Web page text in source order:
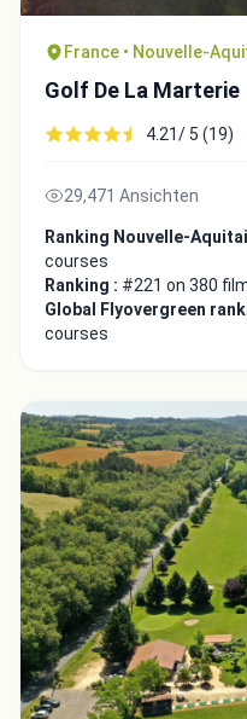
France • Nouvelle-
Golf De La Marterie
4.21/ 5 (19)
29,471 Ansichten
Ranking Nouvelle-
courses
Ranking : #221 on 380
Global Flyovergreen
courses